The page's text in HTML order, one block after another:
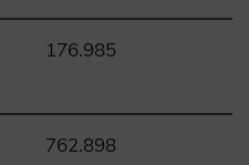
176.985
762.898